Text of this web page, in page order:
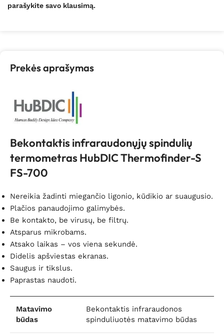
parašykite savo klausimą.
Prekės aprašymas
Bekontaktis infraraudonųjų spindulių
termometras HubDIC Thermofinder-S
FS-700
Nereikia žadinti miegančio ligonio, kūdikio ar suaugusio.
Plačios panaudojimo galimybės.
Be kontakto, be virusų, be filtrų.
Atsparus mikrobams.
Atsako laikas – vos viena sekundė.
Didelis apšviestas ekranas.
Saugus ir tikslus.
Paprastas naudoti.
Matavimo
būdas
Bekontaktis infraraudonos
spinduliuotės matavimo būdas